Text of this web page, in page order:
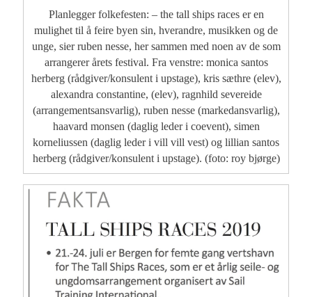
Planlegger folkefesten: – the tall ships races er en
mulighet til å feire byen sin, hverandre, musikken og de
unge, sier ruben nesse, her sammen med noen av de som
arrangerer årets festival. Fra venstre: monica santos
herberg (rådgiver/konsulent i upstage), kris sæthre (elev),
alexandra constantine, (elev), ragnhild severeide
(arrangementsansvarlig), ruben nesse (markedansvarlig),
haavard monsen (daglig leder i coevent), simen
korneliussen (daglig leder i vill vill vest) og lillian santos
herberg (rådgiver/konsulent i upstage). (foto: roy bjørge)